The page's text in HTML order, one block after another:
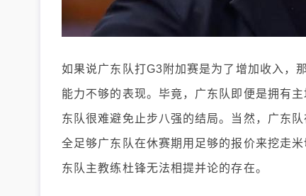
如果说广东队打G3附加赛是为了增加收入，
能力不够的表现。毕竟，广东队即便是拥有
东队很难避免止步八强的结局。当然，广东
全足够广东队在休赛期用足够的报价来挖走
东队主教练杜锋无法相提并论的存在。